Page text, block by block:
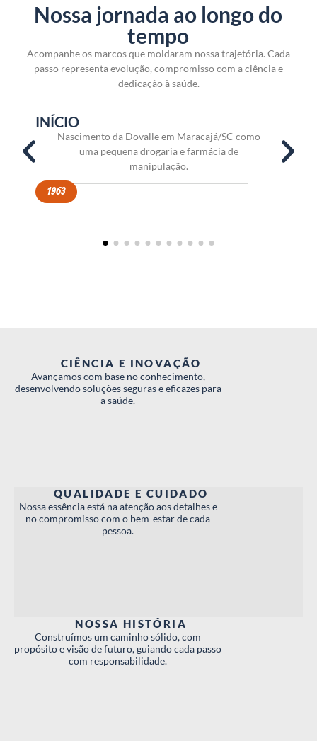
Nossa jornada ao longo do
tempo
Acompanhe os marcos que moldaram nossa trajetória. Cada
passo representa evolução, compromisso com a ciência e
dedicação à saúde.
INÍCIO
Nascimento da Dovalle em Maracajá/SC como
uma pequena drogaria e farmácia de
manipulação.
1963
CIÊNCIA E INOVAÇÃO
Avançamos com base no conhecimento,
desenvolvendo soluções seguras e eficazes para
a saúde.
QUALIDADE E CUIDADO
Nossa essência está na atenção aos detalhes e
no compromisso com o bem-estar de cada
pessoa.
NOSSA HISTÓRIA
Construímos um caminho sólido, com
propósito e visão de futuro, guiando cada passo
com responsabilidade.